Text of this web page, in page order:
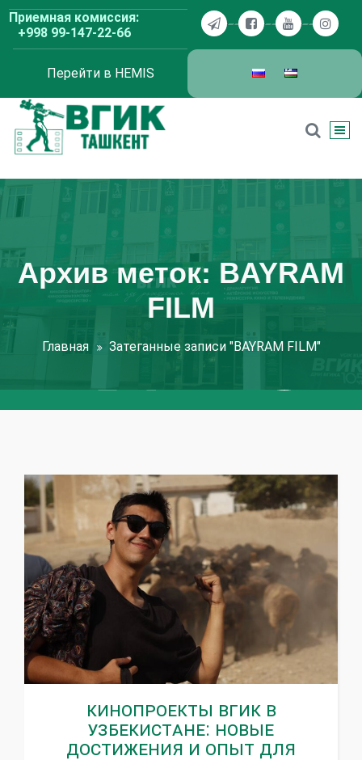
Перейти
содержимому
Приемная комиссия:
+998 99-147-22-66
Перейти в HEMIS
Архив меток: BAYRAM
FILM
Главная Затеганные записи "BAYRAM FILM"
Кинопроекты ВГИК в
Узбекистане: новые
достижения и опыт для